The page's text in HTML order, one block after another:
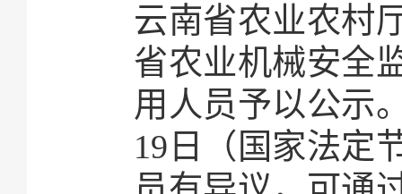
云南省农业农村
省农业机械安全
用人员予以公示
19日（国家法定